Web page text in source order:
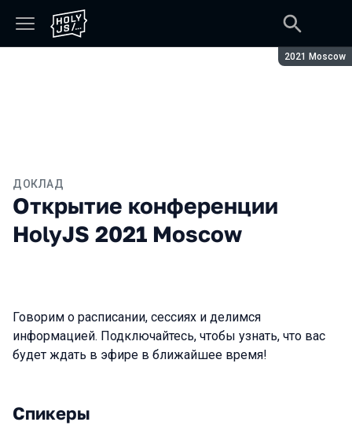
Сезон:
2021 Moscow
ДОКЛАД
Открытие конференции
HolyJS 2021 Moscow
Говорим о расписании, сессиях и делимся
информацией. Подключайтесь, чтобы узнать, что вас
будет ждать в эфире в ближайшее время!
Спикеры